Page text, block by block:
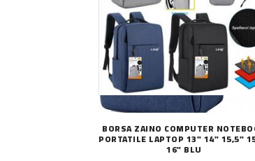
BORSA ZAINO COMPUTER
PORTATILE LAPTOP 13" 14" 15,5"
16" BLU